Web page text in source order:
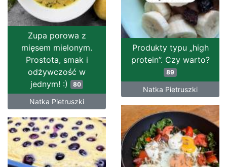
Zupa porowa z
mięsem mielonym.
Prostota, smak i
odżywczość w
jednym! :)
80
Natka Pietruszki
Produkty typu „high
protein”. Czy warto?
89
Natka Pietruszki